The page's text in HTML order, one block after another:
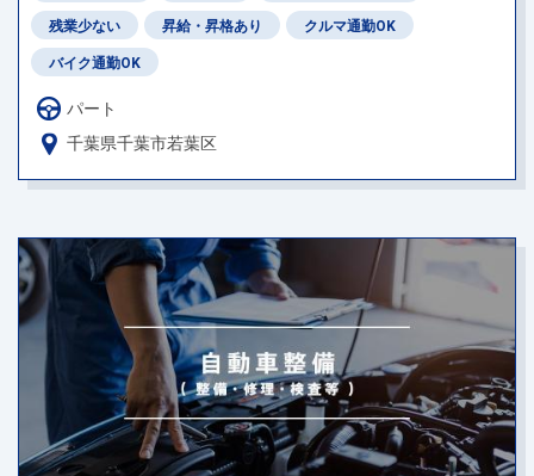
残業少ない 昇給・昇格あり クルマ通勤OK
バイク通勤OK
パート
千葉県千葉市若葉区